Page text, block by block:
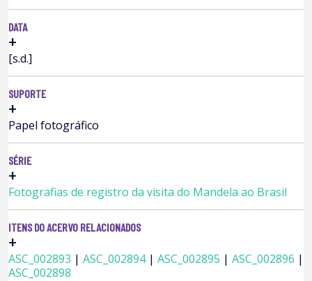
DATA
+
[s.d.]
SUPORTE
+
Papel fotográfico
SÉRIE
+
Fotografias de registro da visita do Mandela ao Brasil
ITENS DO ACERVO RELACIONADOS
+
ASC_002893 | ASC_002894| ASC_002895 | ASC_002896 |
ASC_002898